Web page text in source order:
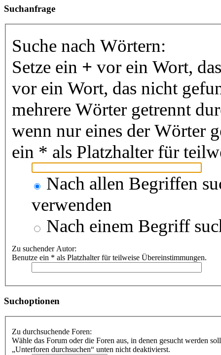
Suchanfrage
Suche nach Wörtern:
Setze ein + vor ein Wort,
vor ein Wort, das nicht
mehrere Wörter getrennt
wenn nur eines der Wörter
ein * als Platzhalter für
Nach allen Begriffen
verwenden
Nach einem Begriff
Zu suchender Autor:
Benutze ein * als Platzhalter für teilweise Übereinstimmungen.
Suchoptionen
Zu durchsuchende Foren:
Wähle das Forum oder die Foren aus, in denen gesucht werden
„Unterforen durchsuchen“ unten nicht deaktivierst.